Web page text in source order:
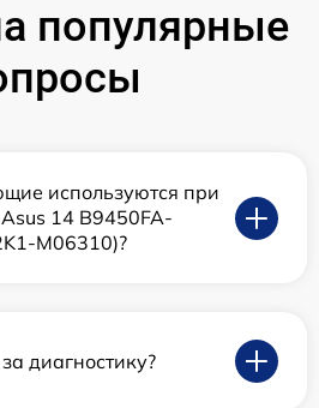
популярные
используются при
14 B9450FA-
M06310)?
диагностику?